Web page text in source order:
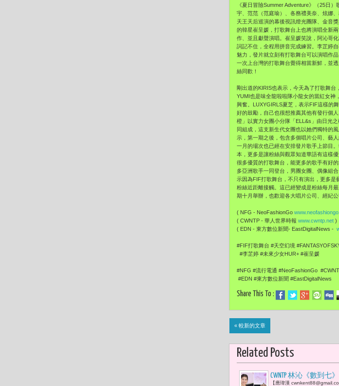
《夏日冒險Summer Adventure》（25日
宇、范范（范庭瑜）、各務禮美奈、炫娜、
天王天后巡演的幕後視訊燈光團隊、 金音
的韓星崔呈媛， 打歌舞台上也將演唱全新
作、並且獻聲演唱。崔呈媛笑說， 阿沁哥化
詞記不住，全程用拼音完成練習。 李芷婷
魅力， 發片就立刻有打歌舞台可以演唱作品
一次上台灣的打歌舞台覺得相當新鮮， 並
絲同歡！
剛出道的KIRIS也表示，今天為了打歌舞台，
YUMI也是味全龍啦啦隊小龍女的當紅女神，
興奮。 LUXYGIRLS夏芝，表示FIF這樣的舞
好的鼓勵，自己也很想推薦其他有發行個人
橙」以實力女團小分隊「ELL&s」 由日光之
同組成， 這支新生代女團也以她們獨特的風
示，第一期之後，包含多個唱片公司、 藝
一月的場次也已經在安排發片歌手上節目
本， 更多是讓粉絲與觀眾知道華語有這樣優
很多優質的打歌舞台， 能更多的歌手有好
多亞洲歌手一同登台，男團女團、偶像組合
示因為FIF打歌舞台， 不只有演出，更多是
粉絲近距離接觸。 這已經變成是粉絲每月
期十月舉辦，也歡迎各大唱片公司、經紀公
( NFG - NeoFashionGo
( CWNTP - 華人世界時報 www.cwntp.net )
( EDN - 東方數位新聞- EastDigitalNews -
#FIF打歌舞台 #天空幻境
#李芷婷 #未來少女HUR+ #崔呈媛
#NFG #流行電通 #NeoFashionGo
#EDN #東方數位新聞 #EastDigitalNews
Share This To :
« 較新的文章
Related Posts
CWNTP 林沁《數到七
【應瑋漢